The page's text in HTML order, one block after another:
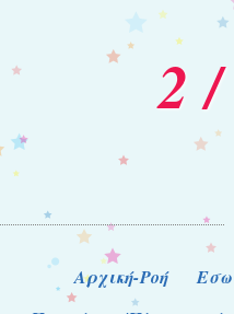
2
στο
Αρχική-Ροή